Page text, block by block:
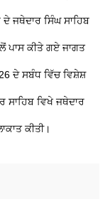
ਜਥੇਦਾਰ ਸਿੰਘ ਸਾਹਿਬ
ਪਾਸ ਕੀਤੇ ਗਏ ਜਾਗਤ
ਦੇ ਸਬੰਧ ਵਿੱਚ ਵਿਸ਼ੇਸ਼
ਸਾਹਿਬ ਵਿਖੇ ਜਥੇਦਾਰ
ਕੀਤੀ।